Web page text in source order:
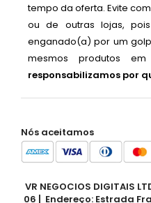
tempo da oferta. Evite
ou de outras lojas,
enganado(a) por um
mesmos produtos
responsabilizamos por
Nós aceitamos
VR NEGOCIOS DIGITAIS
06 | Endereço: Estrada